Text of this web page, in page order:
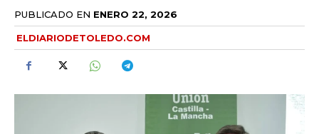
PUBLICADO EN ENERO 22, 2026
ELDIARIODETOLEDO.COM